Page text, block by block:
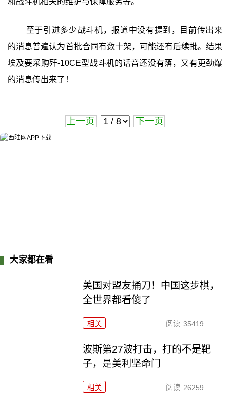
至于引进多少战斗机，报道中没有提到，目前传出来
的消息普遍认为首批合同有数十架，可能还有后续批。结果
埃及要采购歼-10CE型战斗机的话音还没有落，又有更劲爆
的消息传出来了！
上一页 下一页
大家都在看
美国对盟友捅刀！中国这步棋，
全世界都看傻了
相关 阅读 35419
波斯第27波打击，打的不是靶
子，是美利坚命门
相关 阅读 26259